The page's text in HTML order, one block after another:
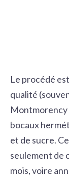
Le procédé
qualité
Montmorency
bocaux
et de sucre.
seulement de
mois, voire